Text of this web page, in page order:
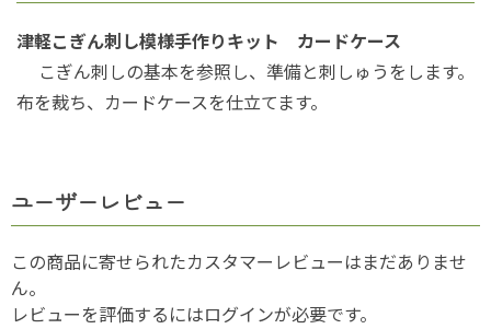
津軽こぎん刺し模様手作りキット カードケース
こぎん刺しの基本を参照し、準備と刺しゅうをします。
布を裁ち、カードケースを仕立てます。
ユーザーレビュー
この商品に寄せられたカスタマーレビューはまだありませ
ん。
レビューを評価するにはログインが必要です。